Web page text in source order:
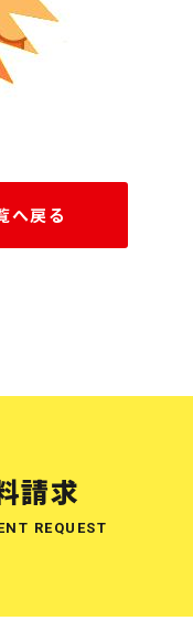
へ戻る
請求
REQUEST